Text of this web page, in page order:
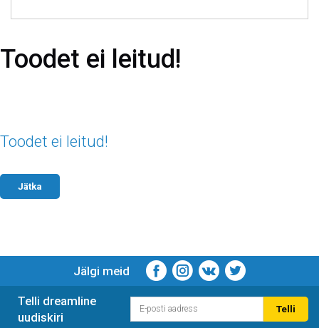
Toodet ei leitud!
Toodet ei leitud!
Jätka
Jälgi meid
Telli dreamline
uudiskiri
Telli